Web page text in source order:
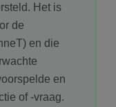
Het is
de
en die
en
of -vraag.